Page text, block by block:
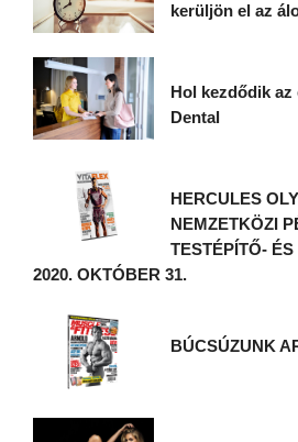
kerüljön el az
Hol kezdődik az
Dental
HERCULES
NEMZETKÖZI
TESTÉPÍTŐ-
2020. OKTÓBER 31.
BÚCSÚZUNK